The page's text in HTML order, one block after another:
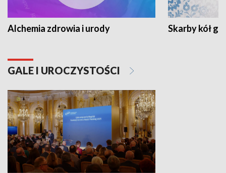
Alchemia zdrowia i urody Skarby kół
GALE I UROCZYSTOŚCI